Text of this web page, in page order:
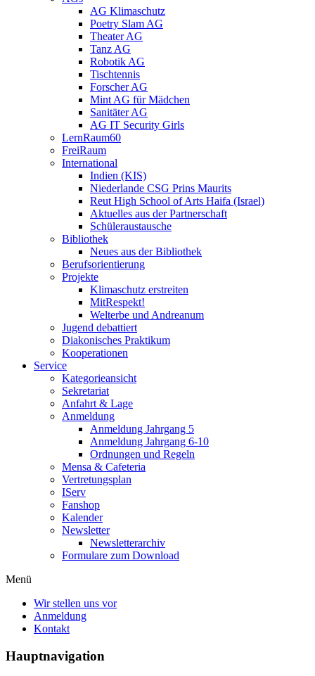
AG Klimaschutz
Poetry Slam AG
Theater AG
Tanz AG
Robotik AG
Tischtennis
Forscher AG
Mint AG für Mädchen
Sanitäter AG
AG IT Security Girls
LernRaum60
FreiRaum
International
Indien (KIS)
Niederlande CSG Prins Maurits
Reut High School of Arts Haifa (Israel)
Aktuelles aus der Partnerschaft
Schüleraustausche
Bibliothek
Neues aus der Bibliothek
Berufsorientierung
Projekte
Klimaschutz erstreiten
MitRespekt!
Welterbe und Andreanum
Jugend debattiert
Diakonisches Praktikum
Kooperationen
Service
Kategorieansicht
Sekretariat
Anfahrt & Lage
Anmeldung
Anmeldung Jahrgang 5
Anmeldung Jahrgang 6-10
Ordnungen und Regeln
Mensa & Cafeteria
Vertretungsplan
IServ
Fanshop
Kalender
Newsletter
Newsletterarchiv
Formulare zum Download
Menü
Wir stellen uns vor
Anmeldung
Kontakt
Hauptnavigation